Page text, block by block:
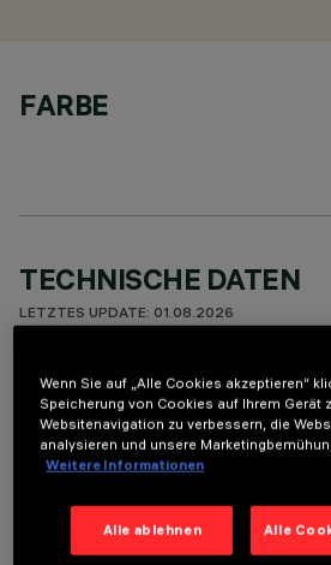
FARBE
TECHNISCHE DATEN
LETZTES UPDATE: 01.08.2026
BESCHREIBUNG
Miniaturisierte, rechteckige
Elementen mit LED-Lampen - feste
Öffnung. Hauptkorpus mit strahlender
Aluminiumdruckguss; minimale Version
bündig mit der Decke abschließende
Hochauflösungsoptik aus
Wenn Sie auf „Alle Cookies akzeptieren“
Speicherung von Cookies auf Ihrem Gerät
Websitenavigation zu verbessern, die
analysieren und unsere
Weitere Informationen
Alle ablehnen Alle